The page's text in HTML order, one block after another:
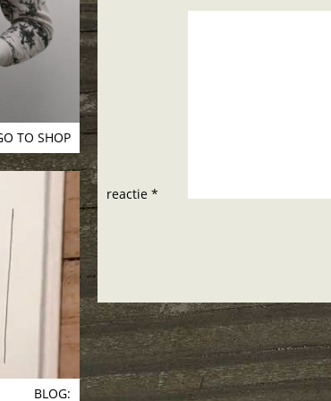
TO SHOP
BLOG:
reactie *